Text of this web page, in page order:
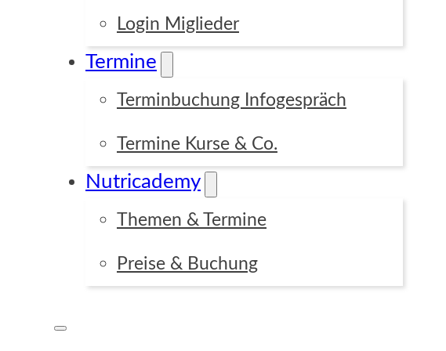
Login Miglieder
Termine
Terminbuchung Infogespräch
Termine Kurse & Co.
Nutricademy
Themen & Termine
Preise & Buchung